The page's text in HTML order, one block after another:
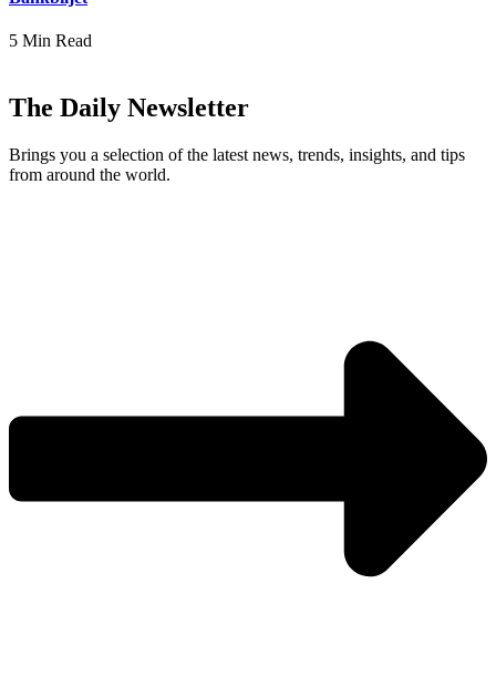
5 Min Read
The Daily Newsletter
Brings you a selection of the latest news, trends, insights, and tips
from around the world.